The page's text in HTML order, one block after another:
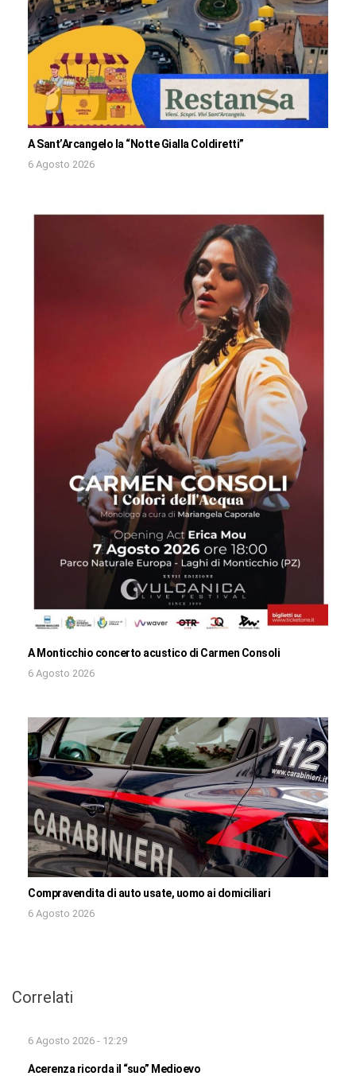
A Sant’Arcangelo la “Notte Gialla Coldiretti”
6 Agosto 2026
A Monticchio concerto acustico di Carmen Consoli
6 Agosto 2026
Compravendita di auto usate, uomo ai domiciliari
6 Agosto 2026
Correlati
6 Agosto 2026 - 12:29
Acerenza ricorda il “suo” Medioevo